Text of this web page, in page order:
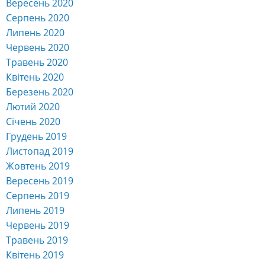
Вересень 2020
Серпень 2020
Липень 2020
Червень 2020
Травень 2020
Квітень 2020
Березень 2020
Лютий 2020
Січень 2020
Грудень 2019
Листопад 2019
Жовтень 2019
Вересень 2019
Серпень 2019
Липень 2019
Червень 2019
Травень 2019
Квітень 2019